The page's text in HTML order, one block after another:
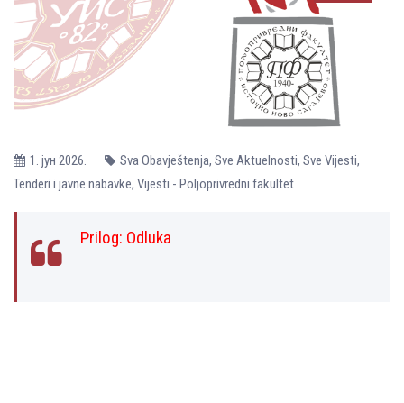
1. јун 2026. Sva Obavještenja, Sve Aktuelnosti, Sve Vijesti,
Tenderi i javne nabavke, Vijesti - Poljoprivredni fakultet
Prilog: Odluka